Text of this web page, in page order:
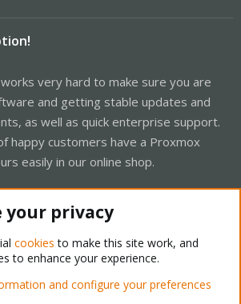
very hard to make sure you are
and getting stable updates and
as well as quick enterprise support.
happy customers have a Proxmox
easily in our online shop.
Support Forum - Light Mode
your privacy
cookies to make this site work, and
to enhance your experience.
and configure your preferences